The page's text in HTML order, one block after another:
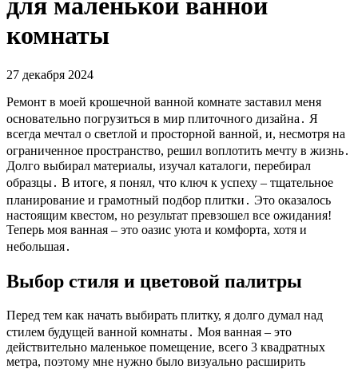
для маленькой ванной
комнаты
27 декабря 2024
Ремонт в моей крошечной ванной комнате заставил меня
основательно погрузиться в мир плиточного дизайна․ Я
всегда мечтал о светлой и просторной ванной, и, несмотря на
ограниченное пространство, решил воплотить мечту в жизнь․
Долго выбирал материалы, изучал каталоги, перебирал
образцы․ В итоге, я понял, что ключ к успеху – тщательное
планирование и грамотный подбор плитки․ Это оказалось
настоящим квестом, но результат превзошел все ожидания!
Теперь моя ванная – это оазис уюта и комфорта, хотя и
небольшая․
Выбор стиля и цветовой палитры
Перед тем как начать выбирать плитку, я долго думал над
стилем будущей ванной комнаты․ Моя ванная – это
действительно маленькое помещение, всего 3 квадратных
метра, поэтому мне нужно было визуально расширить